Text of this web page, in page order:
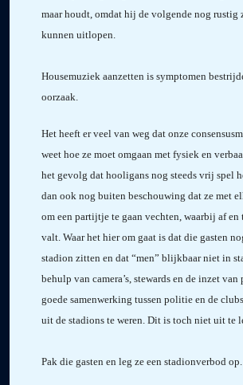
maar houdt, omdat hij de volgende nog
kunnen uitlopen.
Housemuziek aanzetten is symptomen
oorzaak.
Het heeft er veel van weg dat onze
weet hoe ze moet omgaan met fysiek en
het gevolg dat hooligans nog steeds vrij spel
dan ook nog buiten beschouwing dat ze met
om een partijtje te gaan vechten, waarbij af en
valt. Waar het hier om gaat is dat die gasten
stadion zitten en dat “men” blijkbaar niet in
behulp van camera’s, stewards en de inzet
goede samenwerking tussen politie en de
uit de stadions te weren. Dit is toch niet uit te
Pak die gasten en leg ze een stadionverbod op.